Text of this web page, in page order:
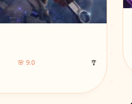
🌸 9.0 🎐